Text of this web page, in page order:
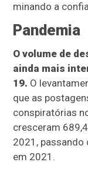
minando a
Pandemia
O volume de
ainda mais
19. O
que as
conspiratórias
cresceram
2021,
em 2021.